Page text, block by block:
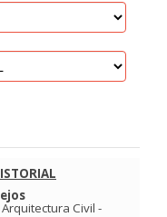
Arquitectura Civil -